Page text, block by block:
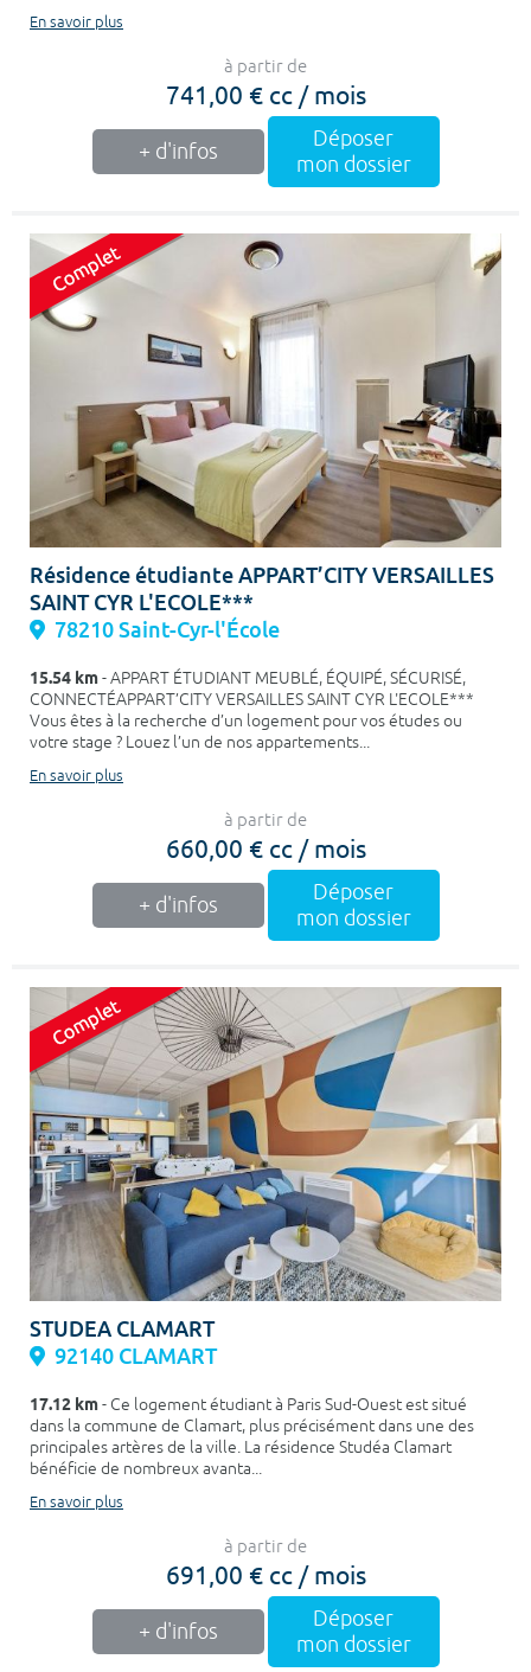
En savoir plus
à partir de
741,00 € cc / mois
+ d'infos
Déposer
mon dossier
Résidence étudiante APPART’CITY VERSAILLES
SAINT CYR L'ECOLE***
78210 Saint-Cyr-l'École
15.54 km- APPART ÉTUDIANT MEUBLÉ, ÉQUIPÉ, SÉCURISÉ,
CONNECTÉAPPART’CITY VERSAILLES SAINT CYR L'ECOLE***
Vous êtes à la recherche d’un logement pour vos études ou
votre stage ? Louez l’un de nos appartements...
En savoir plus
à partir de
660,00 € cc / mois
+ d'infos
Déposer
mon dossier
STUDEA CLAMART
92140 CLAMART
17.12 km- Ce logement étudiant à Paris Sud-Ouest est situé
dans la commune de Clamart, plus précisément dans une des
principales artères de la ville. La résidence Studéa Clamart
bénéficie de nombreux avanta...
En savoir plus
à partir de
691,00 € cc / mois
+ d'infos
Déposer
mon dossier